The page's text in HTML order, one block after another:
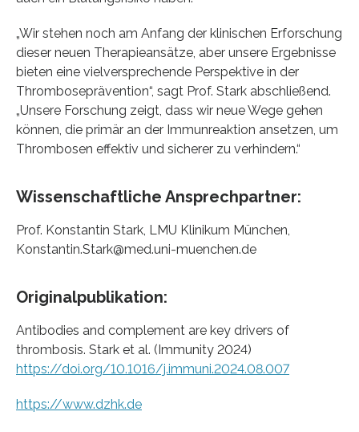
„Wir stehen noch am Anfang der klinischen Erforschung
dieser neuen Therapieansätze, aber unsere Ergebnisse
bieten eine vielversprechende Perspektive in der
Thromboseprävention“, sagt Prof. Stark abschließend.
„Unsere Forschung zeigt, dass wir neue Wege gehen
können, die primär an der Immunreaktion ansetzen, um
Thrombosen effektiv und sicherer zu verhindern.“
Wissenschaftliche Ansprechpartner:
Prof. Konstantin Stark, LMU Klinikum München,
Konstantin.Stark@med.uni-muenchen.de
Originalpublikation:
Antibodies and complement are key drivers of
thrombosis. Stark et al. (Immunity 2024)
https://doi.org/10.1016/j.immuni.2024.08.007
https://www.dzhk.de